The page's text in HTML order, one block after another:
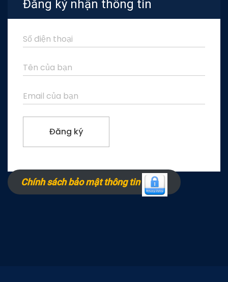
Đăng ký nhận thông tin
Chính sách bảo mật thông tin